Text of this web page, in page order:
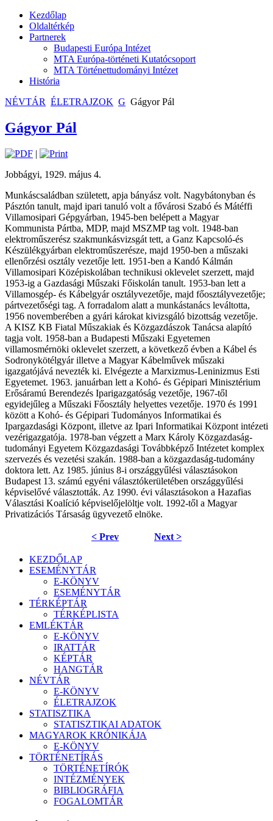
Kezdőlap
Oldaltérkép
Partnerek
Budapesti Európa Intézet
MTA Európa-történeti Kutatócsoport
MTA Történettudományi Intézet
História
NÉVTÁR ÉLETRAJZOK G Gágyor Pál
Gágyor Pál
|
Jobbágyi, 1929. május 4.
Munkáscsaládban született, apja bányász volt. Nagybátonyban és
Pásztón tanult, majd ipari tanuló volt a fővárosi Szabó és Mátéffi
Villamosipari Gépgyárban, 1945-ben belépett a Magyar
Kommunista Pártba, MDP, majd MSZMP tag volt. 1948-ban
elektroműszerész szakmunkásvizsgát tett, a Ganz Kapcsoló-és
Készülékgyárban elektroműszerésze, majd 1950-ben a műszaki
ellenőrzési osztály vezetője lett. 1951-ben a Kandó Kálmán
Villamosipari Középiskolában technikusi oklevelet szerzett, majd
1953-ig a Gazdasági Műszaki Főiskolán tanult. 1953-ban lett a
Villamosgép- és Kábelgyár osztályvezetője, majd főosztályvezetője;
pártvezetőségi tag. A forradalom alatt a munkástanács leváltotta,
1956 novemberében a gyári károkat kivizsgáló bizottság vezetője.
A KISZ KB Fiatal Műszakiak és Közgazdászok Tanácsa alapító
tagja volt. 1958-ban a Budapesti Műszaki Egyetemen
villamosmérnöki oklevelet szerzett, a következő évben a Kábel és
Sodronykötélgyár illetve a Magyar Kábelművek műszaki
igazgatójává nevezték ki. Elvégezte a Marxizmus-Leninizmus Esti
Egyetemet. 1963. januárban lett a Kohó- és Gépipari Minisztérium
Erősáramú Berendezés Iparigazgatóság vezetője, 1967-től
egyidejűleg a Műszaki Főosztály helyettes vezetője. 1970 és 1991
között a Kohó- és Gépipari Tudományos Informatikai és
Ipargazdasági Központ, illetve az Ipari Informatikai Központ intézeti
vezérigazgatója. 1978-ban végzett a Marx Károly Közgazdaság-
tudományi Egyetem Közgazdasági Továbbképző Intézetet komplex
szervezés és vezetési szakán. 1988-ban a közgazdaság-tudomány
doktora lett. Az 1985. június 8-i országgyűlési választásokon
Budapest 13. számú egyéni választókerületében országgyűlési
képviselővé választották. Az 1990. évi választásokon a Hazafias
Választási Koalíció képviselőjelöltje volt. 1992-től a Magyar
Privatizációs Társaság ügyvezető elnöke.
< Prev Next >
KEZDŐLAP
ESEMÉNYTÁR
E-KÖNYV
ESEMÉNYTÁR
TÉRKÉPTÁR
TÉRKÉPLISTA
EMLÉKTÁR
E-KÖNYV
IRATTÁR
KÉPTÁR
HANGTÁR
NÉVTÁR
E-KÖNYV
ÉLETRAJZOK
STATISZTIKA
STATISZTIKAI ADATOK
MAGYAROK KRÓNIKÁJA
E-KÖNYV
TÖRTÉNETÍRÁS
TÖRTÉNETÍRÓK
INTÉZMÉNYEK
BIBLIOGRÁFIA
FOGALOMTÁR